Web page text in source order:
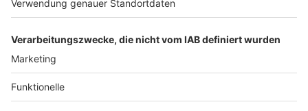
WEITERLESEN
Digitalisierung (StB)
1 2